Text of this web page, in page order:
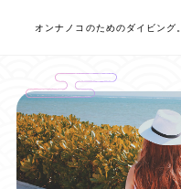
オンナノコのためのダイビング。